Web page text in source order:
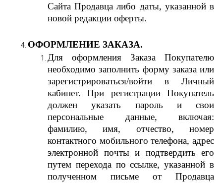
Сайта Продавца либо даты, указанной в
новой редакции оферты.
ОФОРМЛЕНИЕ ЗАКАЗА.
Для оформления Заказа Покупателю
необходимо заполнить форму заказа или
зарегистрироваться/войти в Личный
кабинет. При регистрации Покупатель
должен указать пароль и свои
персональные данные, включая:
фамилию, имя, отчество, номер
контактного мобильного телефона, адрес
электронной почты и подтвердить его
путем перехода по ссылке, указанной в
полученном письме от Продавца